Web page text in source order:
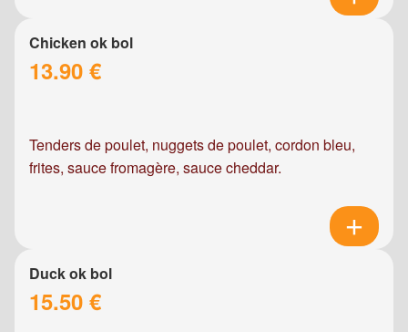
Chicken ok bol
13.90 €
Tenders de poulet, nuggets de poulet, cordon bleu,
frites, sauce fromagère, sauce cheddar.
Duck ok bol
15.50 €